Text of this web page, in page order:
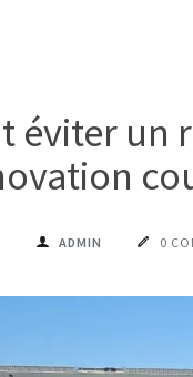
éviter un
ADMIN 0